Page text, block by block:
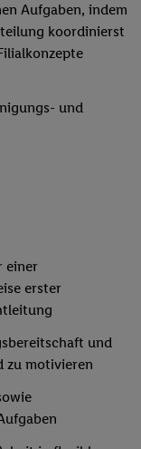
Aufgaben, indem
koordinierst
und
einer
erster
und
zu motivieren